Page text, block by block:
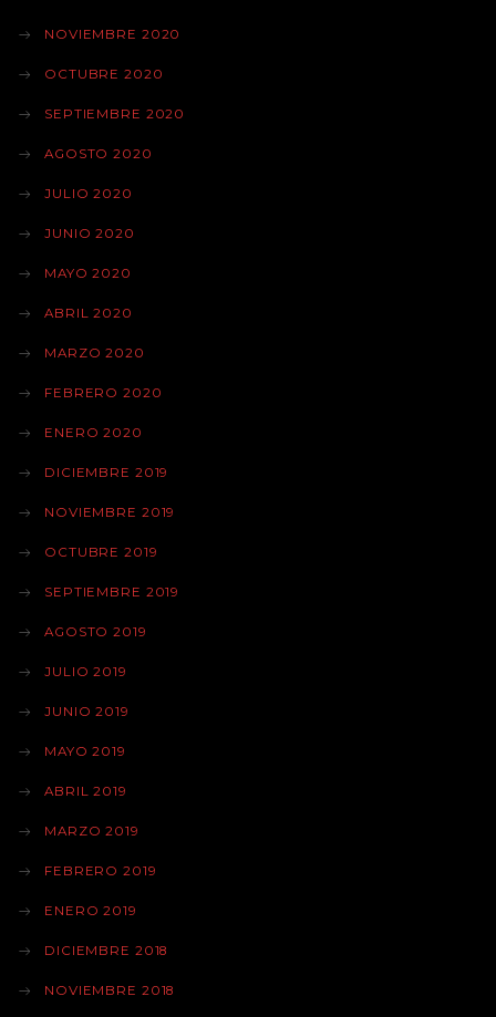
NOVIEMBRE 2020
OCTUBRE 2020
SEPTIEMBRE 2020
AGOSTO 2020
JULIO 2020
JUNIO 2020
MAYO 2020
ABRIL 2020
MARZO 2020
FEBRERO 2020
ENERO 2020
DICIEMBRE 2019
NOVIEMBRE 2019
OCTUBRE 2019
SEPTIEMBRE 2019
AGOSTO 2019
JULIO 2019
JUNIO 2019
MAYO 2019
ABRIL 2019
MARZO 2019
FEBRERO 2019
ENERO 2019
DICIEMBRE 2018
NOVIEMBRE 2018